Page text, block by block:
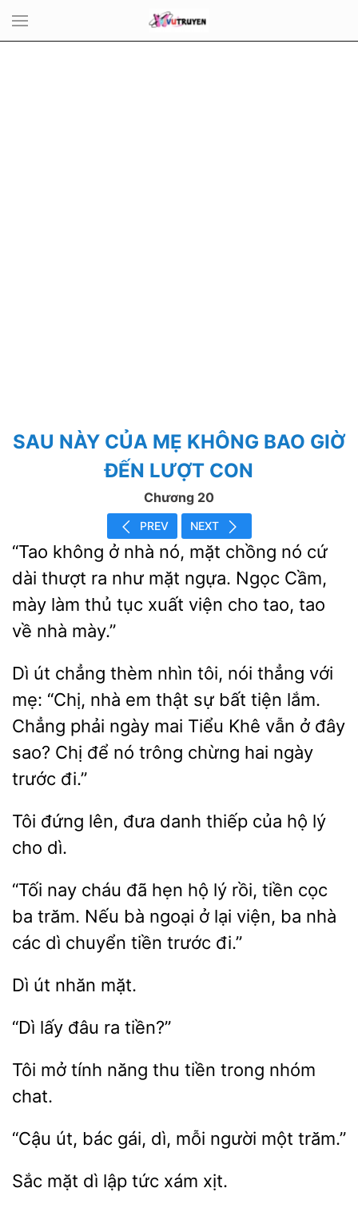
SAU NÀY CỦA MẸ KHÔNG BAO GIỜ
ĐẾN LƯỢT CON
Chương 20
PREV NEXT
“Tao không ở nhà nó, mặt chồng nó cứ
dài thượt ra như mặt
Ngọc Cầm,
mày làm thủ tục xuất
tao, tao
về nhà mày.”
Dì út chẳng thèm nhìn tôi, nói thẳng với
mẹ: “Chị, nhà em thật sự bất tiện lắm.
phải ngày
Tiểu Khê vẫn ở đây
sao? Chị để nó trông
hai ngày
trước đi.”
Tôi lên, đưa danh thiếp
hộ lý
cho
“Tối nay
đã hẹn hộ lý rồi, tiền cọc
ba trăm.
bà ngoại ở lại
ba nhà
các dì chuyển tiền trước đi.”
nhăn
“Dì tiền?”
Tôi mở tính năng thu
chat.
bác gái, dì, mỗi người một
Sắc mặt dì xám